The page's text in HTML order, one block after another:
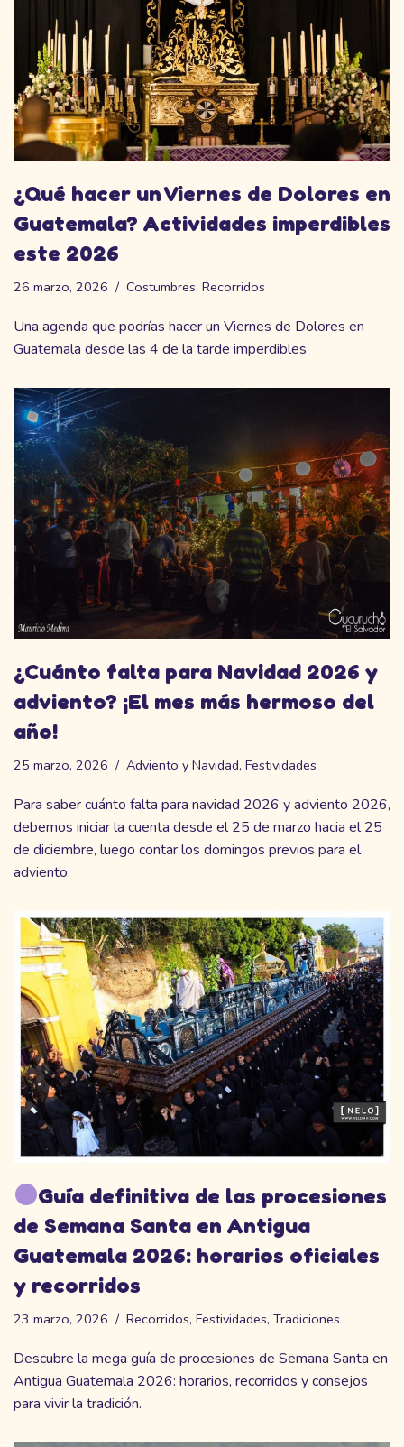
¿Qué hacer un Viernes de Dolores en
Guatemala? Actividades imperdibles
este 2026
26 marzo, 2026 Costumbres, Recorridos
Una agenda que podrías hacer un Viernes de Dolores en
Guatemala desde las 4 de la tarde imperdibles
¿Cuánto falta para Navidad 2026 y
adviento? ¡El mes más hermoso del
año!
25 marzo, 2026 Adviento y Navidad, Festividades
Para saber cuánto falta para navidad 2026 y adviento 2026,
debemos iniciar la cuenta desde el 25 de marzo hacia el 25
de diciembre, luego contar los domingos previos para el
adviento.
Guía definitiva de las procesiones
de Semana Santa en Antigua
Guatemala 2026: horarios oficiales
y recorridos
23 marzo, 2026 Recorridos, Festividades, Tradiciones
Descubre la mega guía de procesiones de Semana Santa en
Antigua Guatemala 2026: horarios, recorridos y consejos
para vivir la tradición.